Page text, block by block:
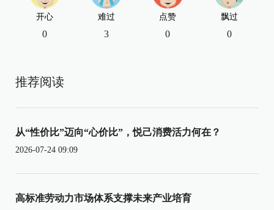
开心
0
难过
3
点赞
0
飘过
0
推荐阅读
从“性价比”迈向“心价比”，悦己消费活力何在？
2026-07-24 09:09
高标准劳动力市场体系支撑未来产业培育